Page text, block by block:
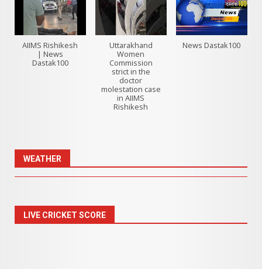
AIIMS Rishikesh
| News
Dastak100
Uttarakhand
Women
Commission
strict in the
doctor
molestation case
in AIIMS
Rishikesh
News Dastak100
WEATHER
LIVE CRICKET SCORE